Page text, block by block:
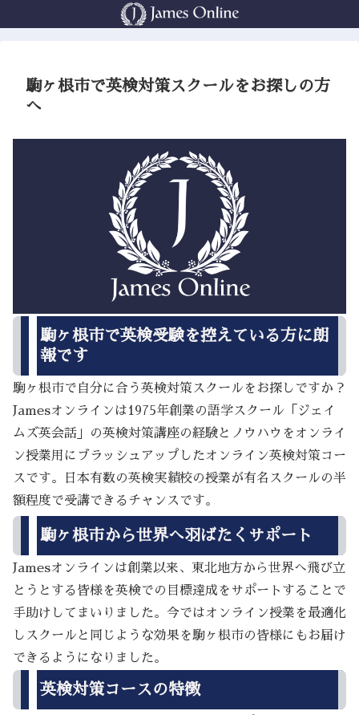
駒ヶ根市で英検対策スクールをお探しの方
へ
駒ヶ根市で英検受験を控えている方に朗
報です
駒ヶ根市で自分に合う英検対策スクールをお探しですか？
Jamesオンラインは1975年創業の語学スクール「ジェイ
ムズ英会話」の英検対策講座の経験とノウハウをオンライ
ン授業用にブラッシュアップしたオンライン英検対策コー
スです。日本有数の英検実績校の授業が有名スクールの半
額程度で受講できるチャンスです。
駒ヶ根市から世界へ羽ばたくサポート
Jamesオンラインは創業以来、東北地方から世界へ飛び立
とうとする皆様を英検での目標達成をサポートすることで
手助けしてまいりました。今ではオンライン授業を最適化
しスクールと同じような効果を駒ヶ根市の皆様にもお届け
できるようになりました。
英検対策コースの特徴